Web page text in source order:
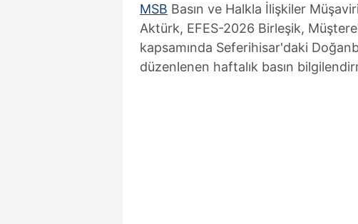
MSB Basın ve Halkla İlişkiler
Aktürk, EFES-2026 Birleşik,
kapsamında Seferihisar'daki
düzenlenen haftalık basın